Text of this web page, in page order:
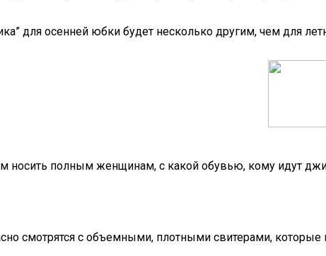
для осенней юбки будет несколько другим, чем для
носить полным женщинам, с какой обувью, кому идут
смотрятся с объемными, плотными свитерами, которые